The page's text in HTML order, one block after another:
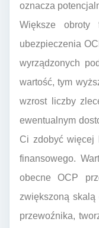
oznacza
Większe obroty
ubezpieczenia
wyrządzonych
wartość, tym
wzrost liczby
ewentualnym
Ci zdobyć więcej
finansowego.
obecne OCP
zwiększoną skalą
przewoźnika,